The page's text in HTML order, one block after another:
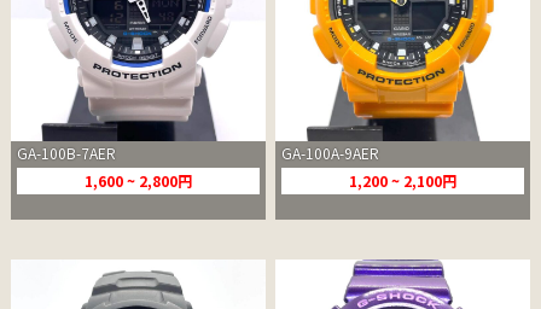
GA-100B-7AER
1,600 ~ 2,800円
GA-100A-9AER
1,200 ~ 2,100円